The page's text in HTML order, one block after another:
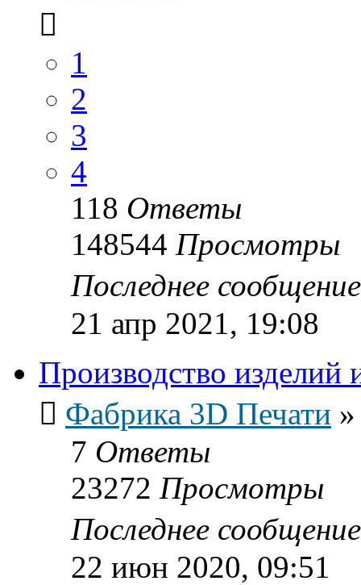
1
2
3
4
118 Ответы
148544 Просмотры
Последнее
21 апр 2021, 19:08
Производство
Фабрика 3D Печати
7 Ответы
23272 Просмотры
Последнее
22 июн 2020, 09:51